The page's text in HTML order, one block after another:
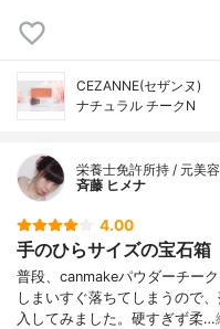
CEZANNE(セザンヌ)
ナチュラル チークN
栄養士免許所持 / 元美
斉藤 ヒメナ
4.00
手のひらサイズの宝石箱
普段、canmakeパウダーチー
しまいすぐ落ちてしまうので
入してみました。硬すぎず柔…